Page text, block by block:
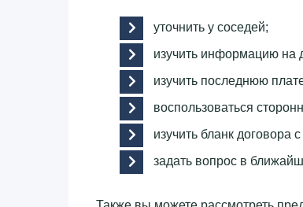
уточнить у соседей;
изучить информацию на
изучить последнюю
воспользоваться
изучить бланк договора
задать вопрос в